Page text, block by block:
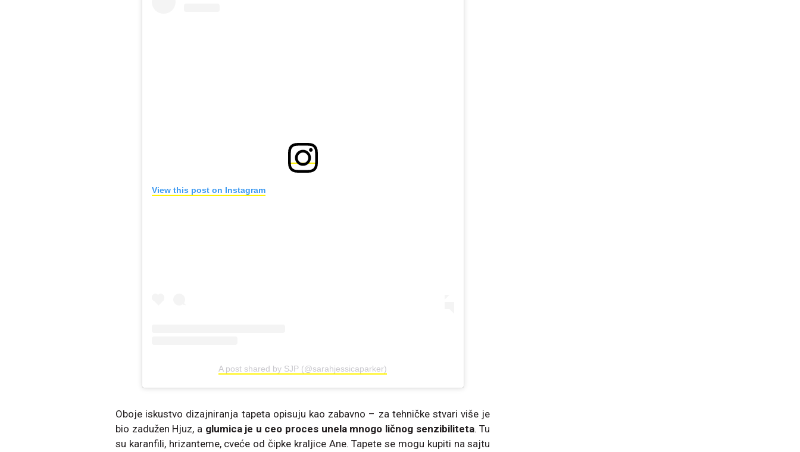
View this post on Instagram
A post shared by SJP (@sarahjessicaparker)
Oboje iskustvo dizajniranja tapeta opisuju kao zabavno – za tehničke stvari više je
bio zadužen Hjuz, a glumica je u ceo proces unela mnogo ličnog senzibiliteta. Tu
su karanfili, hrizanteme, cveće od čipke kraljice Ane. Tapete se mogu kupiti na sajtu